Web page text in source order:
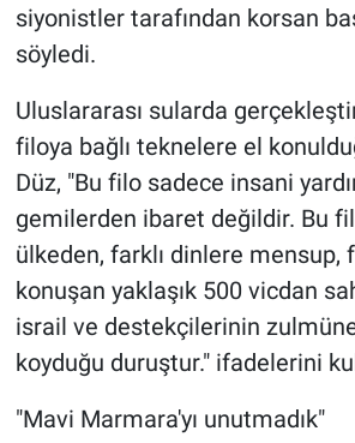
siyonistler tarafından korsan
söyledi.
Uluslararası sularda
filoya bağlı teknelere el
Düz, "Bu filo sadece insani
gemilerden ibaret değildir. Bu
ülkeden, farklı dinlere mensup,
konuşan yaklaşık 500 vicdan
israil ve destekçilerinin
koyduğu duruştur." ifadelerini
"Mavi Marmara'yı unutmadık"